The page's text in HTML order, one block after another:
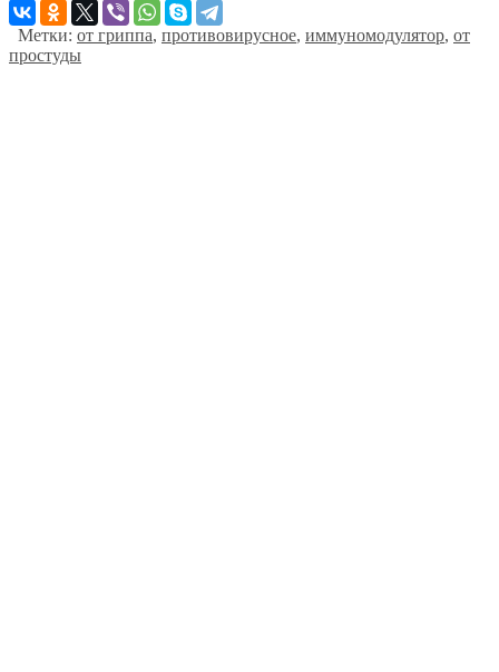
Метки: от гриппа, противовирусное, иммуномодулятор, от
простуды